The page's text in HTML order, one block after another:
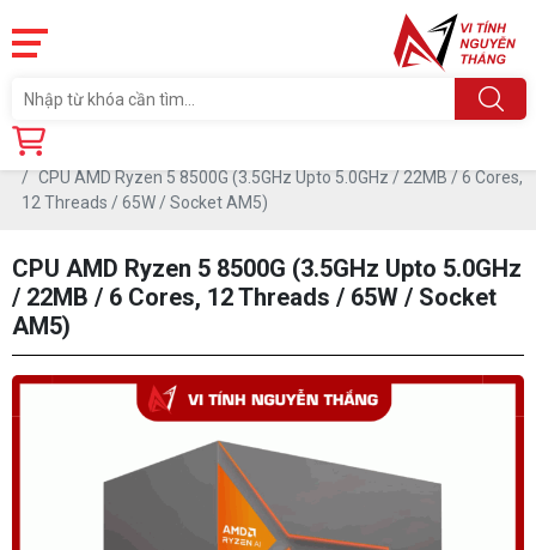
Trang chủ
CPU AMD Ryzen 5 8500G (3.5GHz Upto 5.0GHz / 22MB / 6 Cores,
12 Threads / 65W / Socket AM5)
CPU AMD Ryzen 5 8500G (3.5GHz Upto 5.0GHz
/ 22MB / 6 Cores, 12 Threads / 65W / Socket
AM5)